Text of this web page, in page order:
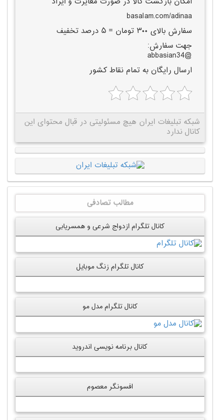
basalam.com/adinaa
سفارش بالای ۳۰۰ تومان = ۵ درصد تخفیف
جهت سفارش:
@abbasian34
ارسال رایگان به تمام نقاط کشور
شبکه تبلیغات ایران هیچ مسئولیتی در قبال محتوای این
کانال ندارد
مطالب تصادفی
کانال تلگرام ازدواج شرعی و همسریابی
کانال تلگرام زنگ موبایل
کانال تلگرام مدل مو
کانال برنامه نویسی اندروید
افسونگر معصوم